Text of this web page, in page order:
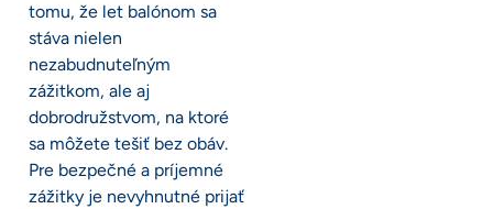
tomu, že let balónom sa
stáva nielen
nezabudnuteľným
zážitkom, ale aj
dobrodružstvom, na ktoré
sa môžete tešiť bez obáv.
Pre bezpečné a príjemné
zážitky je nevyhnutné prijať